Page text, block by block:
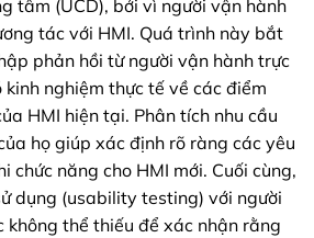
tâm (UCD), bởi vì người vận hành
tác với HMI. Quá trình này bắt
phản hồi từ người vận hành trực
nghiệm thực tế về các điểm
HMI hiện tại. Phân tích nhu cầu
họ giúp xác định rõ ràng các yêu
chức năng cho HMI mới. Cuối cùng,
dụng (usability testing) với người
không thể thiếu để xác nhận rằng